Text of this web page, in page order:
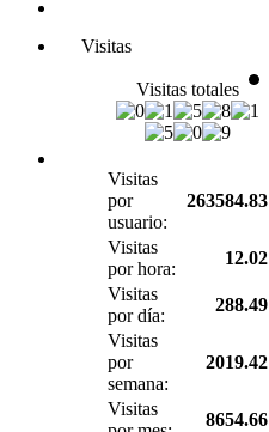
Visitas
Visitas totales
Visitas
por
usuario:
263584.83
Visitas
por hora:
12.02
Visitas
por día:
288.49
Visitas
por
semana:
2019.42
Visitas
8654.66